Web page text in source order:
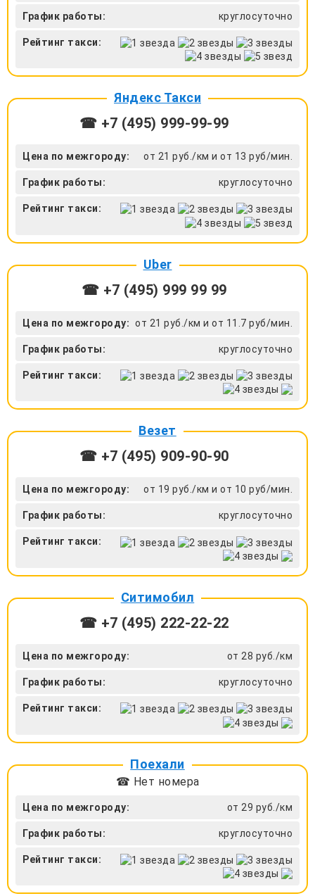
График работы: круглосуточно
Рейтинг такси:
Яндекс Такси
☎ +7 (495) 999-99-99
Цена по межгороду: от 21 руб./км и от 13 руб/мин.
График работы: круглосуточно
Рейтинг такси:
Uber
☎ +7 (495) 999 99 99
Цена по межгороду: от 21 руб./км и от 11.7 руб/мин.
График работы: круглосуточно
Рейтинг такси:
Везет
☎ +7 (495) 909-90-90
Цена по межгороду: от 19 руб./км и от 10 руб/мин.
График работы: круглосуточно
Рейтинг такси:
Ситимобил
☎ +7 (495) 222-22-22
Цена по межгороду: от 28 руб./км
График работы: круглосуточно
Рейтинг такси:
Поехали
☎ Нет номера
Цена по межгороду: от 29 руб./км
График работы: круглосуточно
Рейтинг такси: